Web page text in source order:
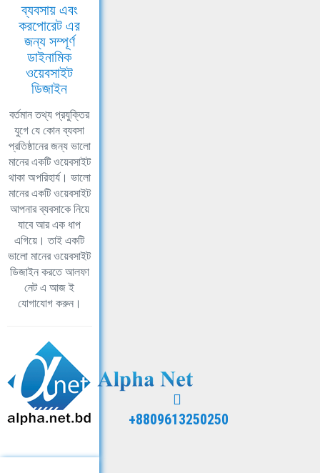
ব্যবসায় এবং
করপোরেট এর
জন্য সম্পূর্ণ
ডাইনামিক
ওয়েবসাইট
ডিজাইন
বর্তমান তথ্য প্রযুক্তির
যুগে যে কোন ব্যবসা
প্রতিষ্ঠানের জন্য ভালো
মানের একটি ওয়েবসাইট
থাকা অপরিহার্য। ভালো
মানের একটি ওয়েবসাইট
আপনার ব্যবসাকে নিয়ে
যাবে আর এক ধাপ
এগিয়ে। তাই একটি
ভালো মানের ওয়েবসাইট
ডিজাইন করতে আলফা
নেট এ আজ ই
যোগাযোগ করুন।
+8809613250250